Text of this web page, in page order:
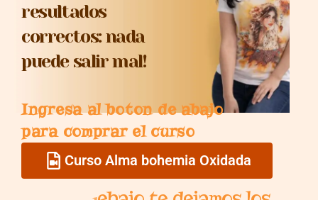
resultados
correctos: nada
puede salir mal!
Ingresa al boton de abajo
para comprar el curso
Curso Alma bohemia Oxidada
COMPRAR CURSO